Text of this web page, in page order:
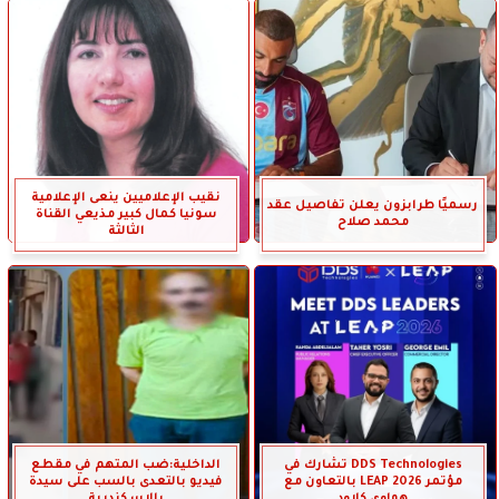
رسميًا طرابزون يعلن تفاصيل عقد
محمد صلاح
نقيب الإعلاميين ينعى الإعلامية
سونيا كمال كبير مذيعي القناة
الثالثة
DDS Technologies تشارك في
مؤتمر LEAP 2026 بالتعاون مع
الداخلية:ضب المتهم في مقطع
فيديو بالتعدى بالسب على سيدة